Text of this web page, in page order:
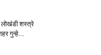
लोखंडी शस्त्रे
गुन्हे...